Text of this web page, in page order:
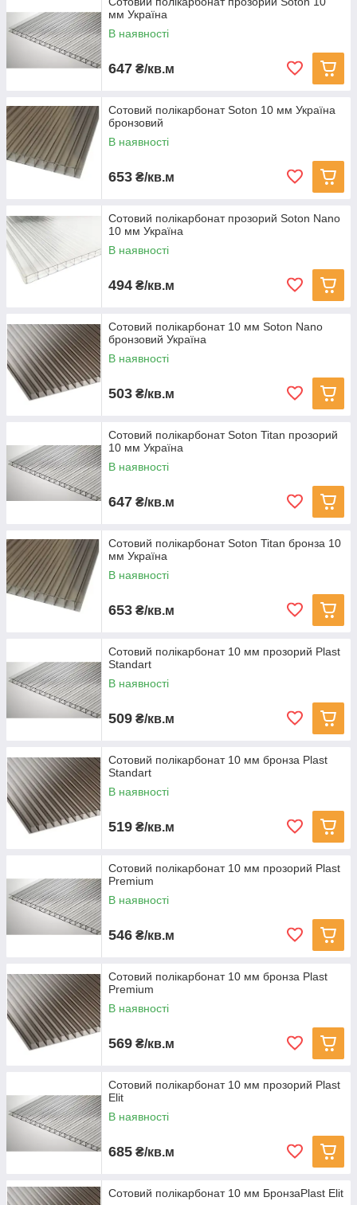
мм Україна
В наявності
647 ₴/кв.м
Сотовий полікарбонат Soton 10 мм Україна
бронзовий
В наявності
653 ₴/кв.м
Сотовий полікарбонат прозорий Soton Nano
10 мм Україна
В наявності
494 ₴/кв.м
Сотовий полікарбонат 10 мм Soton Nano
бронзовий Україна
В наявності
503 ₴/кв.м
Сотовий полікарбонат Soton Titan прозорий
10 мм Україна
В наявності
647 ₴/кв.м
Сотовий полікарбонат Soton Titan бронза 10
мм Україна
В наявності
653 ₴/кв.м
Сотовий полікарбонат 10 мм прозорий Plast
Standart
В наявності
509 ₴/кв.м
Сотовий полікарбонат 10 мм бронза Plast
Standart
В наявності
519 ₴/кв.м
Сотовий полікарбонат 10 мм прозорий Plast
Premium
В наявності
546 ₴/кв.м
Сотовий полікарбонат 10 мм бронза Plast
Premium
В наявності
569 ₴/кв.м
Сотовий полікарбонат 10 мм прозорий Plast
Elit
В наявності
685 ₴/кв.м
Сотовий полікарбонат 10 мм БронзаPlast Elit